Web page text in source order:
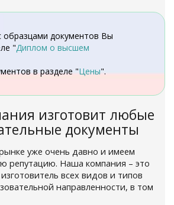
образцами документов Вы
"Диплом о высшем
в разделе "Цены".
изготовит любые
документы
уже очень давно и имеем
репутацию. Наша компания – это
всех видов и типов
направленности, в том